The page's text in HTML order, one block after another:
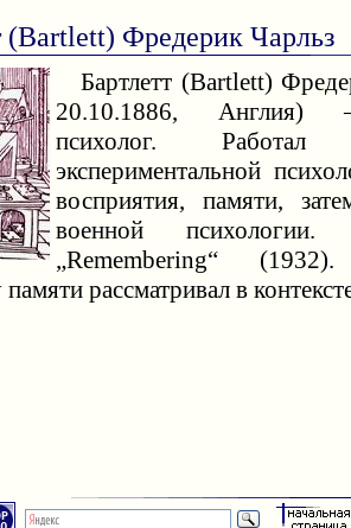
(Bartlett) Фредерик Чарльз
Бартлетт (Bartlett)
20.10.1886, Англия)
психолог.
экспериментальной
восприятия, памяти,
военной
„Remembering“
рассматривал в